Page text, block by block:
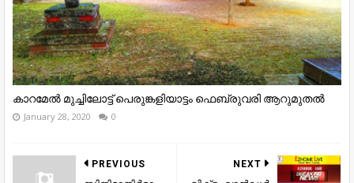
കാറമേൽ മുച്ചിലോട്ട് പെരുങ്കളിയാട്ടം ഫെബ്രുവരി ആറുമുതൽ
January 28, 2020 0
NEXT
PREVIOUS